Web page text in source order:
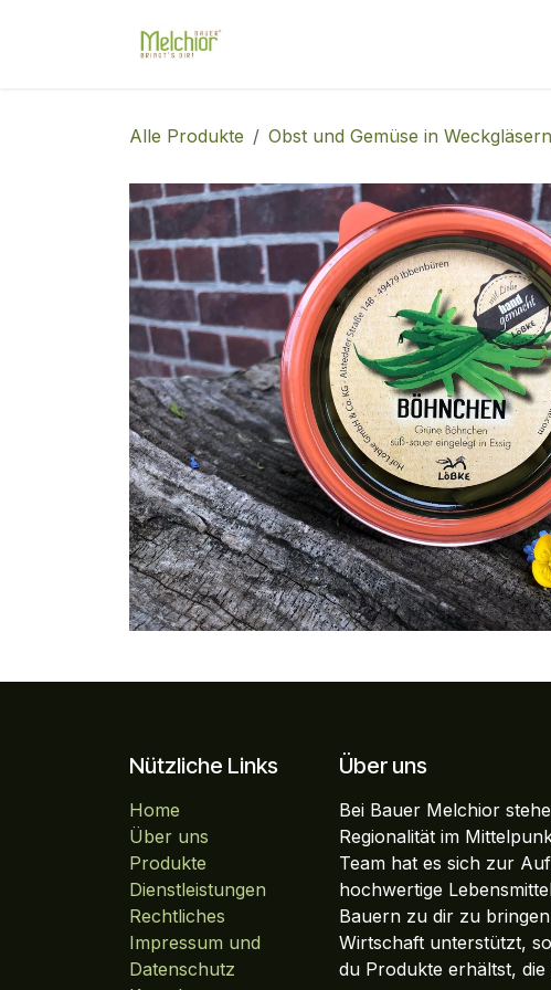
Alle Produkte Obst und Gemüse in Weckgläsern
Nützliche Links
Home
Über uns
Produkte
Dienstleistungen
Rechtliches
Impressum und
Datenschutz
Über uns
Bei Bauer Melchior
Regionalität im
Team hat es sich zur
hochwertige
Bauern zu dir zu
Wirtschaft unterstützt,
du Produkte erhältst,